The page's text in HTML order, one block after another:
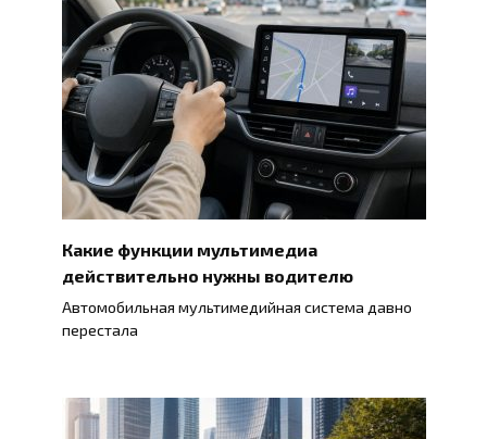
Какие функции мультимедиа
действительно нужны водителю
Автомобильная мультимедийная система давно
перестала